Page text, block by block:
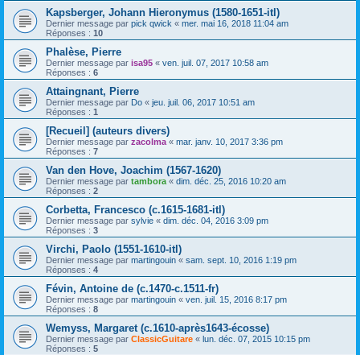
Kapsberger, Johann Hieronymus (1580-1651-itl)
Dernier message par pick qwick « mer. mai 16, 2018 11:04 am
Réponses : 10
Phalèse, Pierre
Dernier message par isa95 « ven. juil. 07, 2017 10:58 am
Réponses : 6
Attaingnant, Pierre
Dernier message par Do « jeu. juil. 06, 2017 10:51 am
Réponses : 1
[Recueil] (auteurs divers)
Dernier message par zacolma « mar. janv. 10, 2017 3:36 pm
Réponses : 7
Van den Hove, Joachim (1567-1620)
Dernier message par tambora « dim. déc. 25, 2016 10:20 am
Réponses : 2
Corbetta, Francesco (c.1615-1681-itl)
Dernier message par sylvie « dim. déc. 04, 2016 3:09 pm
Réponses : 3
Virchi, Paolo (1551-1610-itl)
Dernier message par martingouin « sam. sept. 10, 2016 1:19 pm
Réponses : 4
Févin, Antoine de (c.1470-c.1511-fr)
Dernier message par martingouin « ven. juil. 15, 2016 8:17 pm
Réponses : 8
Wemyss, Margaret (c.1610-après1643-écosse)
Dernier message par ClassicGuitare « lun. déc. 07, 2015 10:15 pm
Réponses : 5